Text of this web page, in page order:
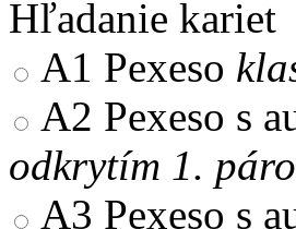
Hľadanie kariet
A1 Pexeso
A2 Pexeso s
odkrytím 1.
A3 Pexeso s